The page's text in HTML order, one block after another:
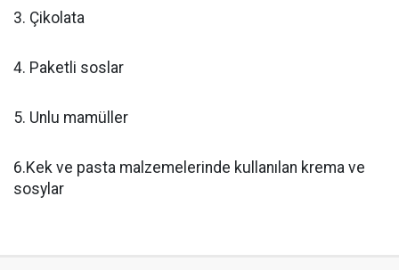
3. Çikolata
4. Paketli soslar
5. Unlu mamüller
6.Kek ve pasta malzemelerinde kullanılan krema ve
sosylar